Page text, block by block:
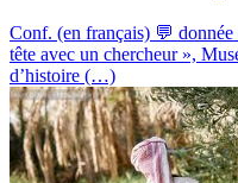
Conf. (en français) 💬 donnée
tête avec un chercheur »,
d’histoire (…)